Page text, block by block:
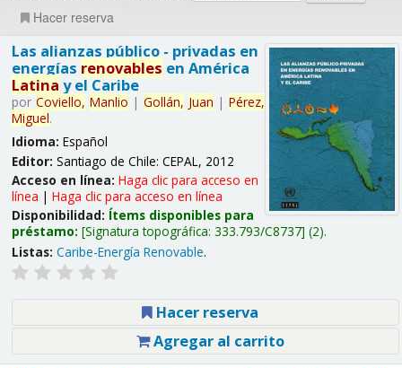
Hacer reserva
Las alianzas público - privadas en
energías renovables en América
Latina y el Caribe
por Coviello, Manlio | Gollán, Juan | Pérez,
Miguel.
Idioma: Español
Editor: Santiago de Chile: CEPAL, 2012
Acceso en línea: Haga clic para acceso en
línea | Haga clic para acceso en línea
Disponibilidad: Ítems disponibles para
préstamo: Signatura topográfica: 333.793/C8737 (2).
Listas: Caribe-Energía Renovable.
Hacer reserva
Agregar al carrito